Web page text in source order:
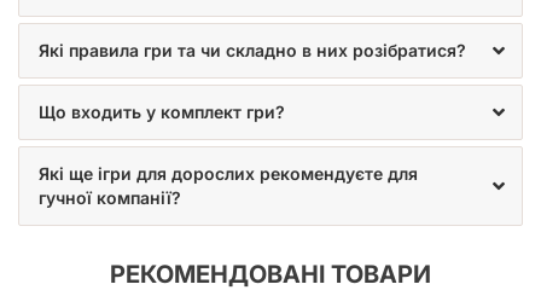
Які правила гри та чи складно в них розібратися?
Що входить у комплект гри?
Які ще ігри для дорослих рекомендуєте для
гучної компанії?
РЕКОМЕНДОВАНІ ТОВАРИ